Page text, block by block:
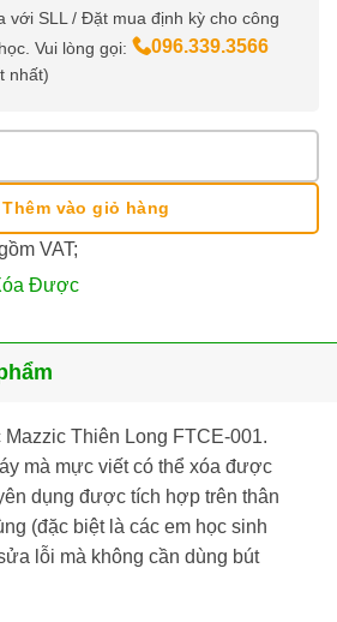
với SLL / Đặt mua định kỳ cho công
Vui lòng gọi:
096.339.3566
nhất)
001: Bút Máy Luyện Chữ Xóa Được
Thêm vào giỏ hàng
VAT;
Được
Thiên Long FTCE-001.
mà mực viết có thể xóa được
dụng được tích hợp trên thân
(đặc biệt là các em học sinh
lỗi mà không cần dùng bút